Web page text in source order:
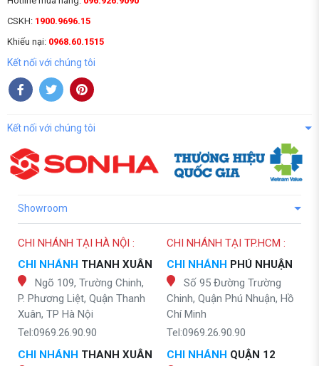
CSKH: 1900.9696.15
Khiếu nại: 0968.60.1515
Kết nối với chúng tôi
Kết nối với chúng tôi
Showroom
CHI NHÁNH TẠI HÀ NỘI :
CHI NHÁNH THANH XUÂN
Ngõ 109, Trường Chinh,
P. Phương Liệt, Quận Thanh
Xuân, TP Hà Nội
Tel:0969.26.90.90
CHI NHÁNH THANH XUÂN
CHI NHÁNH TẠI TP.HCM :
CHI NHÁNH PHÚ NHUẬN
Số 95 Đường Trường
Chinh, Quận Phú Nhuận, Hồ
Chí Minh
Tel:0969.26.90.90
CHI NHÁNH QUẬN 12